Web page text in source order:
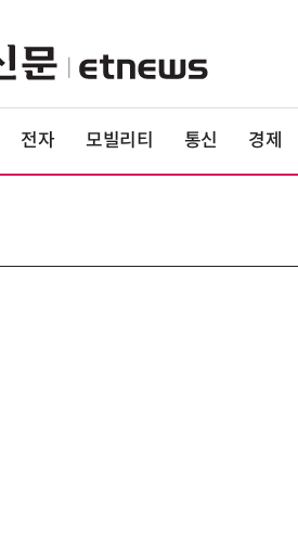
전자 모빌리티 통신 경제